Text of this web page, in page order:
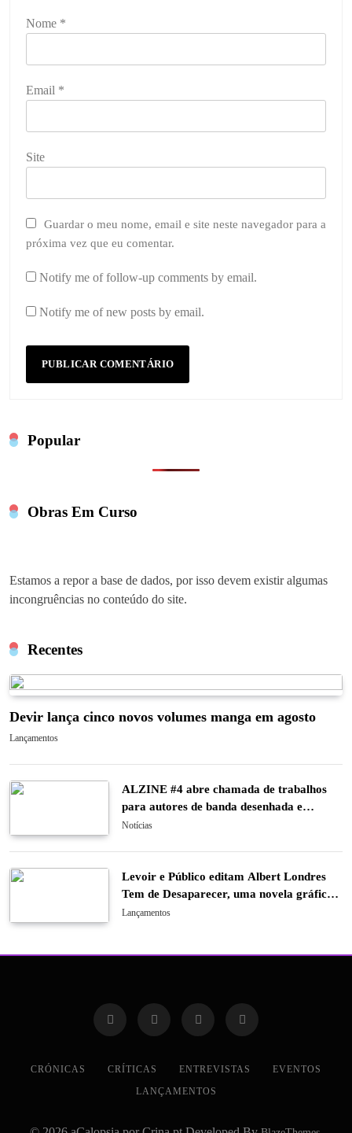
Nome *
Email *
Site
Guardar o meu nome, email e site neste navegador para a
próxima vez que eu comentar.
Notify me of follow-up comments by email.
Notify me of new posts by email.
Popular
Obras Em Curso
Estamos a repor a base de dados, por isso devem existir algumas
incongruências no conteúdo do site.
Recentes
Devir lança cinco novos volumes manga em agosto
Lançamentos
ALZINE #4 abre chamada de trabalhos
para autores de banda desenhada e
ilustração
Notícias
Levoir e Público editam Albert Londres
Tem de Desaparecer, uma novela gráfica
sobre o último caso do pioneiro do
Lançamentos
CRÓNICAS CRÍTICAS ENTREVISTAS
EVENTOS
LANÇAMENTOS